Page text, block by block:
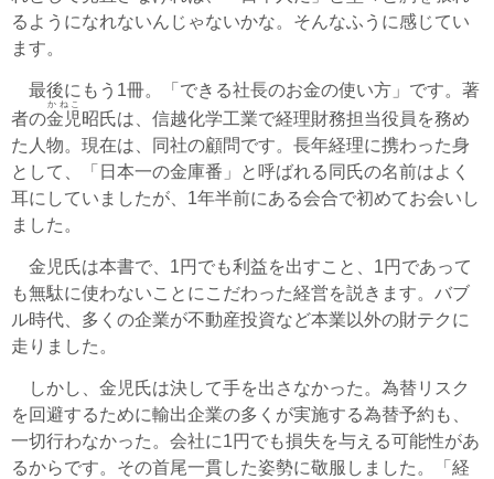
るようになれないんじゃないかな。そんなふうに感じてい
ます。
最後にもう1冊。「できる社長のお金の使い方」です。著
者の金児
かねこ
昭氏は、信越化学工業で経理財務担当役員を務め
た人物。現在は、同社の顧問です。長年経理に携わった身
として、「日本一の金庫番」と呼ばれる同氏の名前はよく
耳にしていましたが、1年半前にある会合で初めてお会いし
ました。
金児氏は本書で、1円でも利益を出すこと、1円であって
も無駄に使わないことにこだわった経営を説きます。バブ
ル時代、多くの企業が不動産投資など本業以外の財テクに
走りました。
しかし、金児氏は決して手を出さなかった。為替リスク
を回避するために輸出企業の多くが実施する為替予約も、
一切行わなかった。会社に1円でも損失を与える可能性があ
るからです。その首尾一貫した姿勢に敬服しました。「経